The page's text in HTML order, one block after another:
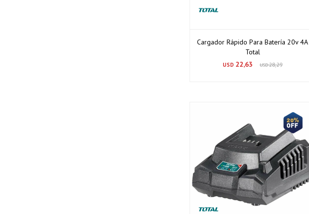
Cargador Rápido Para Batería 20v 4A
Total
USD 22,63 USD28,29